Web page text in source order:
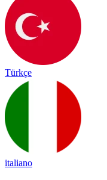
Türkçe
italiano